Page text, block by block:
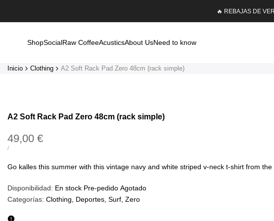
🔥 REBAJAS DE
ShopSocialRaw CoffeeAcusticsAbout UsNeed to know
Inicio Clothing A2 Soft Rack Pad Zero 48cm (rack simple)
A2 Soft Rack Pad Zero 48cm (rack simple)
Precio
de
49,00 €
PRECIO
/POR
Go kalles this summer with this vintage navy and white striped v-neck t-shirt from
Disponibilidad: En stock Pre-pedido Agotado
Categorías: Clothing Deportes Surf Zero